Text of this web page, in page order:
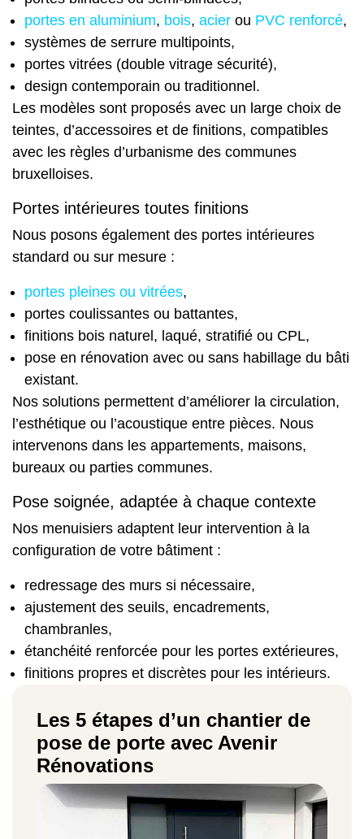
portes en aluminium, bois, acier ou PVC renforcé,
systèmes de serrure multipoints,
portes vitrées (double vitrage sécurité),
design contemporain ou traditionnel.
Les modèles sont proposés avec un large choix de
teintes, d’accessoires et de finitions, compatibles
avec les règles d’urbanisme des communes
bruxelloises.
Portes intérieures toutes finitions
Nous posons également des portes intérieures
standard ou sur mesure :
portes pleines ou vitrées,
portes coulissantes ou battantes,
finitions bois naturel, laqué, stratifié ou CPL,
pose en rénovation avec ou sans habillage du bâti
existant.
Nos solutions permettent d’améliorer la circulation,
l’esthétique ou l’acoustique entre pièces. Nous
intervenons dans les appartements, maisons,
bureaux ou parties communes.
Pose soignée, adaptée à chaque contexte
Nos menuisiers adaptent leur intervention à la
configuration de votre bâtiment :
redressage des murs si nécessaire,
ajustement des seuils, encadrements,
chambranles,
étanchéité renforcée pour les portes extérieures,
finitions propres et discrètes pour les intérieurs.
Les 5 étapes d’un chantier de
pose de porte avec Avenir
Rénovations